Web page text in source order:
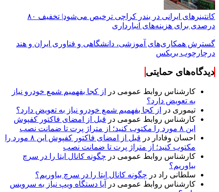
کانتینرهای ایرانی در بندر کراچی ترخیص می‌شود| تخفیف ۸۰
درصدی برای هزینه‌های انبارداری
گسترش همکاری‌های آموزشی، دانشگاهی و فناوری ایران و هند
درچارچوب بریکس
دیدگاه‌های حمایتی
کارشناس روابط عمومی در
از کجا بفهمیم شمع خودرو نیاز
به تعویض دارد؟
تیموری در
از کجا بفهمیم شمع خودرو نیاز به تعویض دارد؟
کارشناس روابط عمومی در قبل از امضای فاکتور کفپوش
این ۸ مورد را مکتوب کنید؛ از متراژ پرت تا ضمانت نصب
احسان وفادار در
قبل از امضای فاکتور کفپوش این ۸ مورد را
مکتوب کنید؛ از متراژ پرت تا ضمانت نصب
کارشناس روابط عمومی در چگونه کانال ایتا را در سرچ
بیاوریم؟
سلطانی راد در چگونه کانال ایتا را در سرچ بیاوریم؟
کارشناس روابط عمومی در
آیا دستگاه ویپ نیاز به سرویس